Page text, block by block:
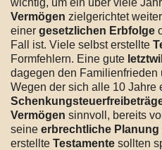
wichtig, um ein über viele
Vermögen zielgerichtet
einer gesetzlichen Erbfolge
Fall ist. Viele selbst erstellte
Formfehlern. Eine gute
dagegen den Familienfrieden
Wegen der sich alle 10 Jahre
Vermögen sinnvoll, bereits
seine erbrechtliche Planung
erstellte Testamente sollten